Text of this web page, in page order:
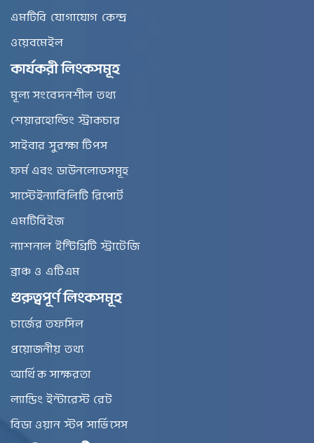
এমটিবি যোগাযোগ কেন্দ্র
ওয়েবমেইল
কার্যকরী লিংকসমূহ
মূল্য সংবেদনশীল তথ্য
শেয়ারহোল্ডিং স্ট্রাকচার
সাইবার সুরক্ষা টিপস
ফর্ম এবং ডাউনলোডসমূহ
সাস্টেইন্যাবিলিটি রিপোর্ট
এমটিবিইজ
ন্যাশনাল ইন্টিগ্রিটি স্ট্রাটেজি
ব্রাঞ্চ ও এটিএম
গুরুত্বপূর্ণ লিংকসমূহ
চার্জের তফসিল
প্রয়োজনীয় তথ্য
আর্থিক সাক্ষরতা
ল্যান্ডিং ইন্টারেস্ট রেট
বিডা ওয়ান স্টপ সার্ভিসেস